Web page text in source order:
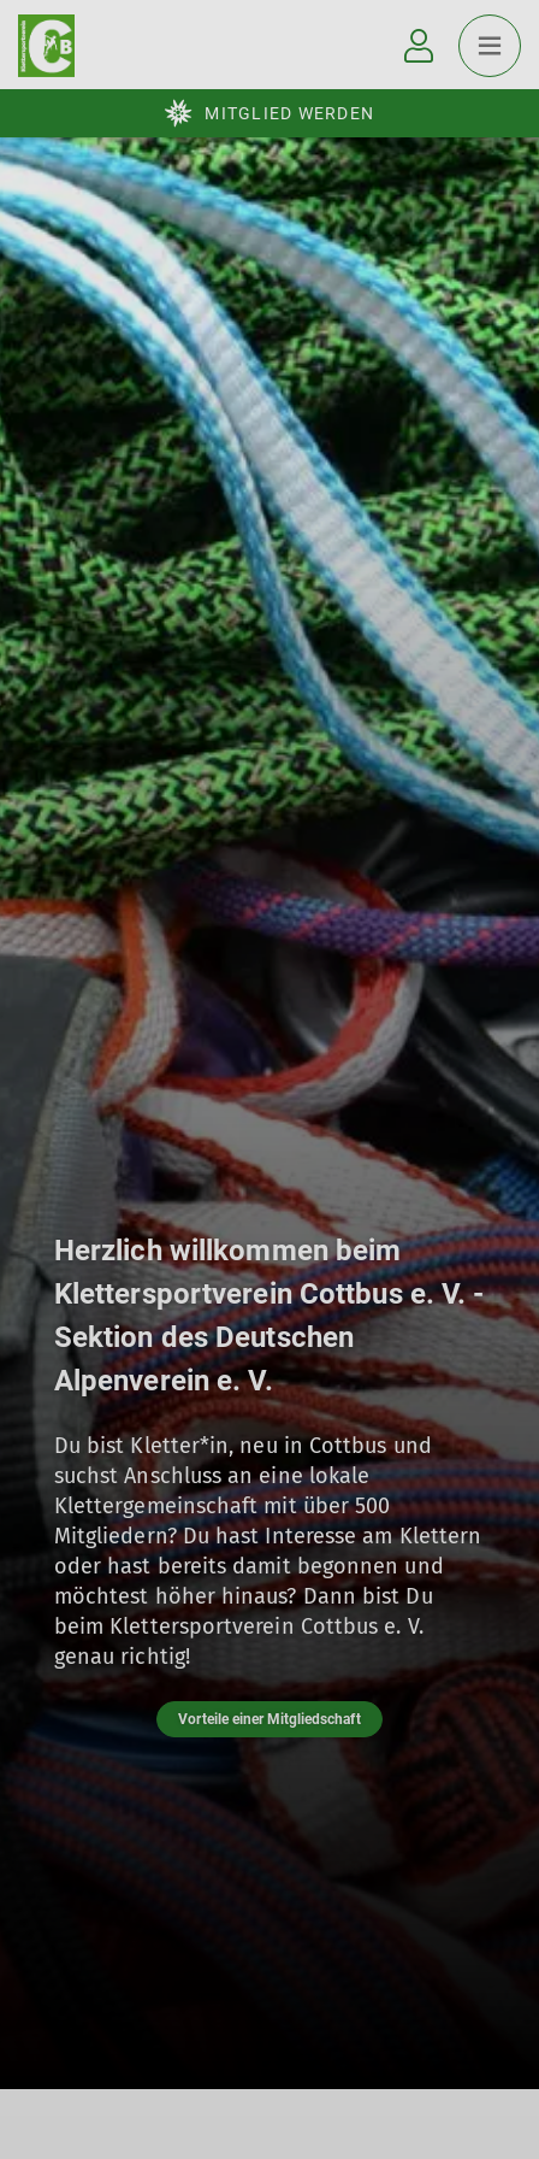
MITGLIED WERDEN
Herzlich willkommen beim
Klettersportverein Cottbus e. V. -
Sektion des Deutschen
Alpenverein e. V.
Du bist Kletter*in, neu in Cottbus und
suchst Anschluss an eine lokale
Klettergemeinschaft mit über 500
Mitgliedern? Du hast Interesse am Klettern
oder hast bereits damit begonnen und
möchtest höher hinaus? Dann bist Du
beim Klettersportverein Cottbus e. V.
genau richtig!
Vorteile einer Mitgliedschaft